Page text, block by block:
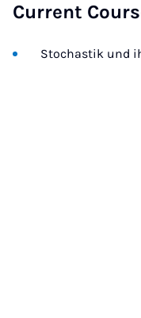
Current
Stochastik und